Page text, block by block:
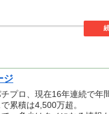
ジ
チプロ、現在16年連続で年
累積は4,500万超。